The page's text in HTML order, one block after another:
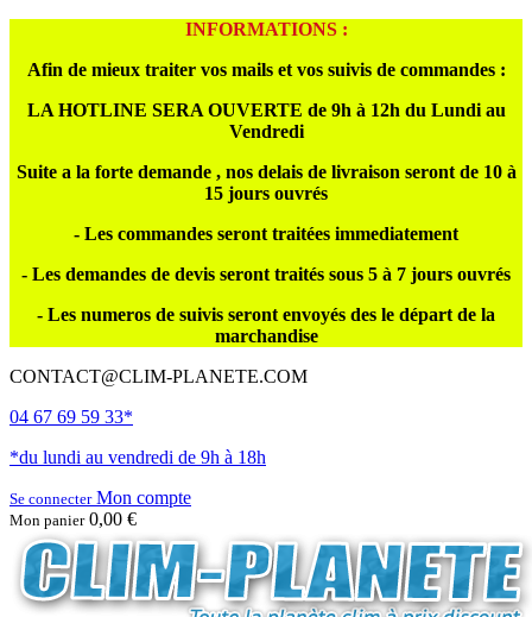
INFORMATIONS :
Afin de mieux traiter vos mails et vos suivis de commandes :
LA HOTLINE SERA OUVERTE de 9h à 12h du Lundi au
Vendredi
Suite a la forte demande , nos delais de livraison seront de 10 à
15 jours ouvrés
- Les commandes seront traitées immediatement
- Les demandes de devis seront traités sous 5 à 7 jours ouvrés
- Les numeros de suivis seront envoyés des le départ de la
marchandise
CONTACT@CLIM-PLANETE.COM
04 67 69 59 33*
*du lundi au vendredi de 9h à 18h
Se connecterMon compte
Mon panier 0,00 €